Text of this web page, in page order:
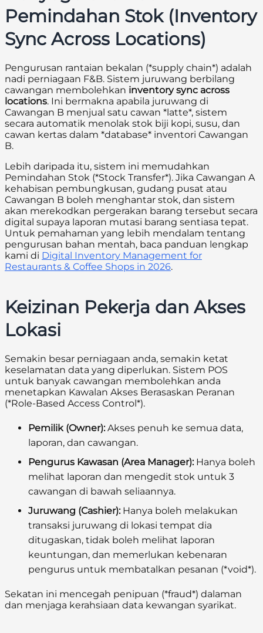
Pemindahan Stok (Inventory
Sync Across Locations)
Pengurusan rantaian bekalan (*supply chain*) adalah
nadi perniagaan F&B. Sistem juruwang berbilang
cawangan membolehkan inventory sync across
locations. Ini bermakna apabila juruwang di
Cawangan B menjual satu cawan *latte*, sistem
secara automatik menolak stok biji kopi, susu, dan
cawan kertas dalam *database* inventori Cawangan
B.
Lebih daripada itu, sistem ini memudahkan
Pemindahan Stok (*Stock Transfer*). Jika Cawangan A
kehabisan pembungkusan, gudang pusat atau
Cawangan B boleh menghantar stok, dan sistem
akan merekodkan pergerakan barang tersebut secara
digital supaya laporan mutasi barang sentiasa tepat.
Untuk pemahaman yang lebih mendalam tentang
pengurusan bahan mentah, baca panduan lengkap
kami di Digital Inventory Management for
Restaurants & Coffee Shops in 2026.
Keizinan Pekerja dan Akses
Lokasi
Semakin besar perniagaan anda, semakin ketat
keselamatan data yang diperlukan. Sistem POS
untuk banyak cawangan membolehkan anda
menetapkan Kawalan Akses Berasaskan Peranan
(*Role-Based Access Control*).
Pemilik (Owner):Akses penuh ke semua data,
laporan, dan cawangan.
Pengurus Kawasan (Area Manager):Hanya boleh
melihat laporan dan mengedit stok untuk 3
cawangan di bawah seliaannya.
Juruwang (Cashier):Hanya boleh melakukan
transaksi juruwang di lokasi tempat dia
ditugaskan, tidak boleh melihat laporan
keuntungan, dan memerlukan kebenaran
pengurus untuk membatalkan pesanan (*void*).
Sekatan ini mencegah penipuan (*fraud*) dalaman
dan menjaga kerahsiaan data kewangan syarikat.